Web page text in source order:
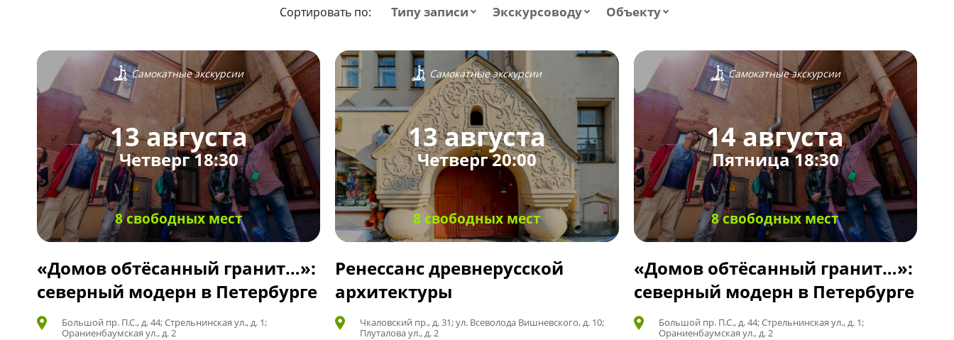
Сортировать по: Типу записи Экскурсоводу Объекту
Самокатные экскурсии
13 августа
Четверг 18:30
8 свободных мест
«Домов обтёсанный гранит…»:
северный модерн в Петербурге
Большой пр. П.С., д. 44; Стрельнинская ул., д. 1;
Ораниенбаумская ул., д. 2
Самокатные экскурсии
13 августа
Четверг 20:00
8 свободных мест
Ренессанс древнерусской
архитектуры
Чкаловский пр., д. 31; ул. Всеволода Вишневского, д. 10;
Плуталова ул., д. 2
Самокатные экскурсии
14 августа
Пятница 18:30
8 свободных мест
«Домов обтёсанный гранит…»:
северный модерн в Петербурге
Большой пр. П.С., д. 44; Стрельнинская ул., д. 1;
Ораниенбаумская ул., д. 2